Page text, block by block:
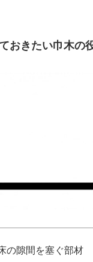
おきたい巾木の
の隙間を塞ぐ部材